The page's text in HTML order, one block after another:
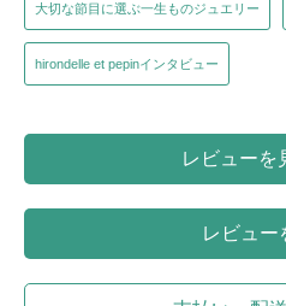
大切な節目に選ぶ一生ものジュエリー
hirondelle et pepinインタビュー
レビューを
レビュー